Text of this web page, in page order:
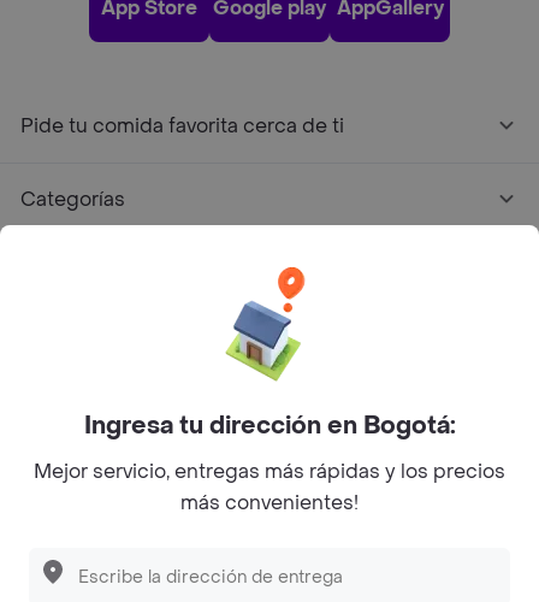
App Store Google play AppGallery
Pide tu comida favorita cerca de ti
Categorías
Facebook
Twitter
Instagram
©2026Rappi Inc. All rights reserved.
Ingresa tu dirección en Bogotá:
Mejor servicio, entregas más rápidas y los precios
más convenientes!